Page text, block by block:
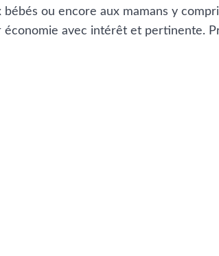
ou encore aux mamans y
avec intérêt et pertinente.